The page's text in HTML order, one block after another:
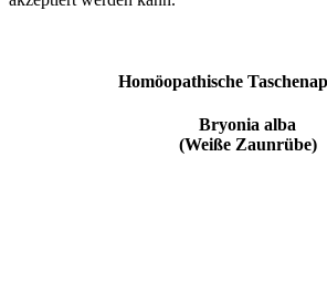
Homöopathische
Bryonia alba
(Weiße Zaunrübe)